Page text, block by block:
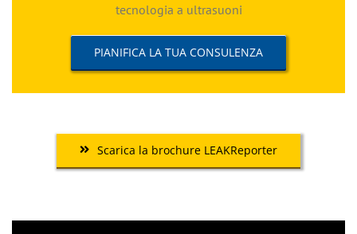
tecnologia a ultrasuoni
PIANIFICA LA TUA CONSULENZA
Scarica la brochure LEAKReporter